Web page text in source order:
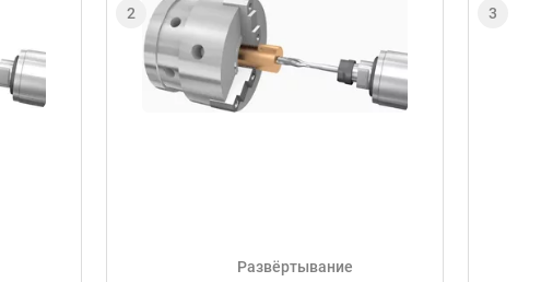
Развёртывание